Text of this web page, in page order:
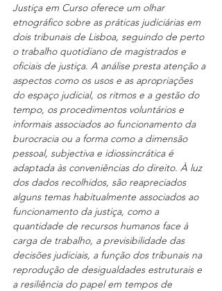
Justiça em Curso oferece um olhar
etnográfico sobre as práticas judiciárias em
dois tribunais de Lisboa, seguindo de perto
o trabalho quotidiano de magistrados e
oficiais de justiça. A análise presta atenção a
aspectos como os usos e as apropriações
do espaço judicial, os ritmos e a gestão do
tempo, os procedimentos voluntários e
informais associados ao funcionamento da
burocracia ou a forma como a dimensão
pessoal, subjectiva e idiossincrática é
adaptada às conveniências do direito. À luz
dos dados recolhidos, são reapreciados
alguns temas habitualmente associados ao
funcionamento da justiça, como a
quantidade de recursos humanos face à
carga de trabalho, a previsibilidade das
decisões judiciais, a função dos tribunais na
reprodução de desigualdades estruturais e
a resiliência do papel em tempos de